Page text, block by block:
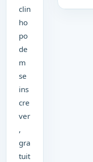
clin
ho
po
de
m
se
ins
cre
ver
,
gra
tuit